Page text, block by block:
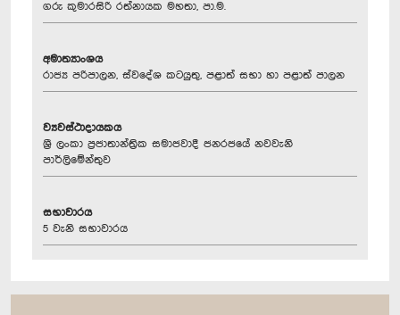
ගරු කුමාරසිරි රත්නායක මහතා, පා.ම.
අමාත්‍යාංශය
රාජ්‍ය පරිපාලන, ස්වදේශ කටයුතු, පළාත් සභා හා පළාත් පාලන
ව්‍යවස්ථාදායකය
ශ්‍රී ලංකා ප්‍රජාතාන්ත්‍රික සමාජවාදී ජනරජයේ නවවැනි
පාර්ලිමේන්තුව
සභාවාරය
5 වැනි සභාවාරය